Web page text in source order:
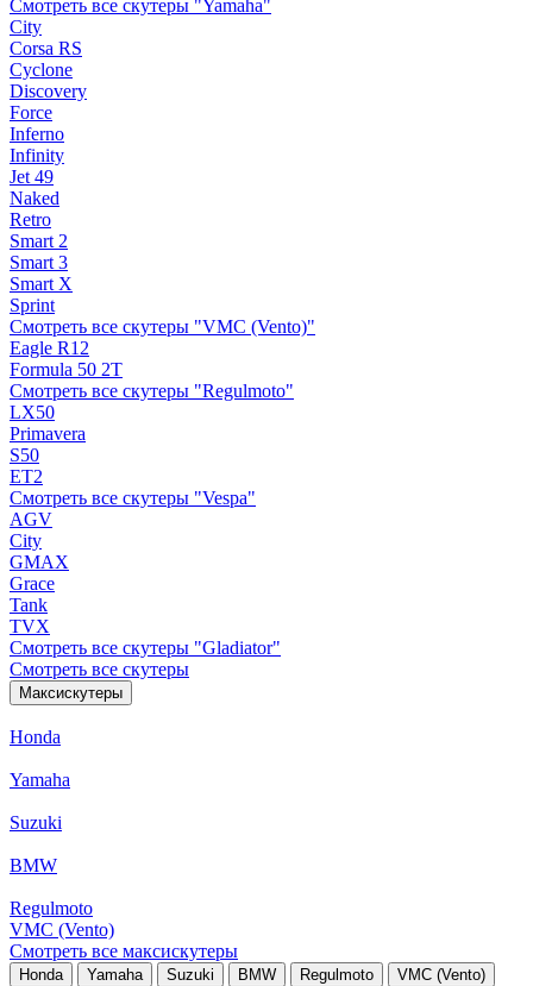
Смотреть все скутеры "Yamaha"
City
Corsa RS
Cyclone
Discovery
Force
Inferno
Infinity
Jet 49
Naked
Retro
Smart 2
Smart 3
Smart X
Sprint
Смотреть все скутеры "VMC (Vento)"
Eagle R12
Formula 50 2Т
Смотреть все скутеры "Regulmoto"
LX50
Primavera
S50
ET2
Смотреть все скутеры "Vespa"
AGV
City
GMAX
Grace
Tank
TVX
Смотреть все скутеры "Gladiator"
Смотреть все скутеры
Максискутеры
Honda
Yamaha
Suzuki
BMW
Regulmoto
VMC (Vento)
Смотреть все максискутеры
Honda Yamaha Suzuki BMW Regulmoto VMC (Vento)